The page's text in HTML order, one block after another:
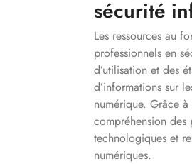
sécurité
Les ressources au
professionnels en
d’utilisation et des
d’informations sur
numérique. Grâce
compréhension des
technologiques et
numériques.